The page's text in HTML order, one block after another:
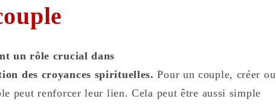
un rôle crucial dans
des croyances spirituelles. Pour un couple, créer ou
peut renforcer leur lien. Cela peut être aussi simple